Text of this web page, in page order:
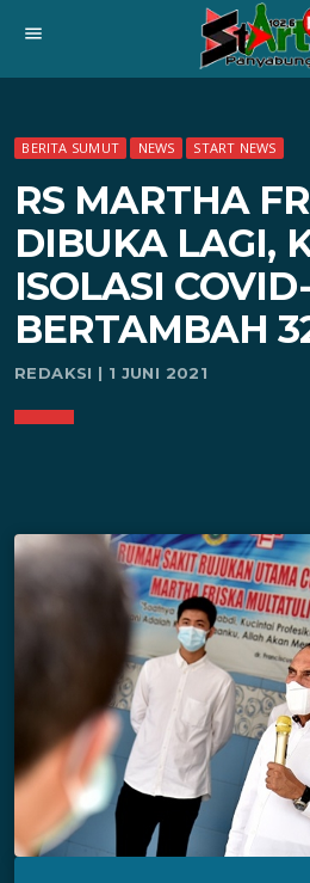
menu
BERITA SUMUT NEWS START NEWS
RS MARTHA
DIBUKA LAGI,
ISOLASI
BERTAMBAH
REDAKSI | 1 JUNI 2021